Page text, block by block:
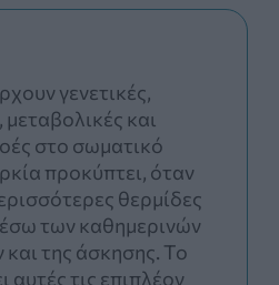
γενετικές,
και
στο σωματικό
προκύπτει, όταν
θερμίδες
των καθημερινών
της άσκησης. Το
τις επιπλέον